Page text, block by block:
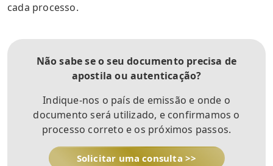
cada processo.
Não sabe se o seu documento precisa de
apostila ou autenticação?
Indique-nos o país de emissão e onde o
documento será utilizado, e confirmamos o
processo correto e os próximos passos.
Solicitar uma consulta >>